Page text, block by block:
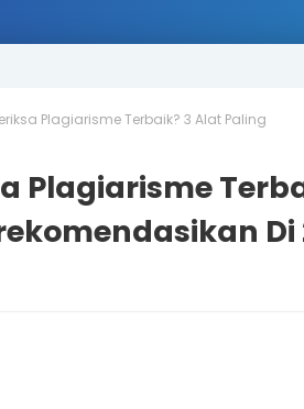
Plagiarisme Terbaik? 3 Alat Paling
Plagiarisme
Di